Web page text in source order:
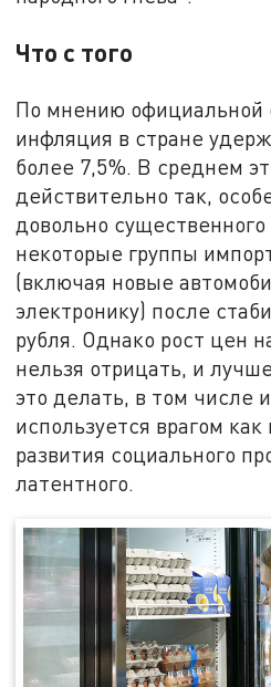
Что с того
По мнению официальной
инфляция в стране
более 7,5%. В среднем
действительно так,
довольно
некоторые группы
(включая новые
электронику) после
рубля. Однако рост цен
нельзя отрицать, и
это делать, в том числе
используется врагом
развития социального
латентного.